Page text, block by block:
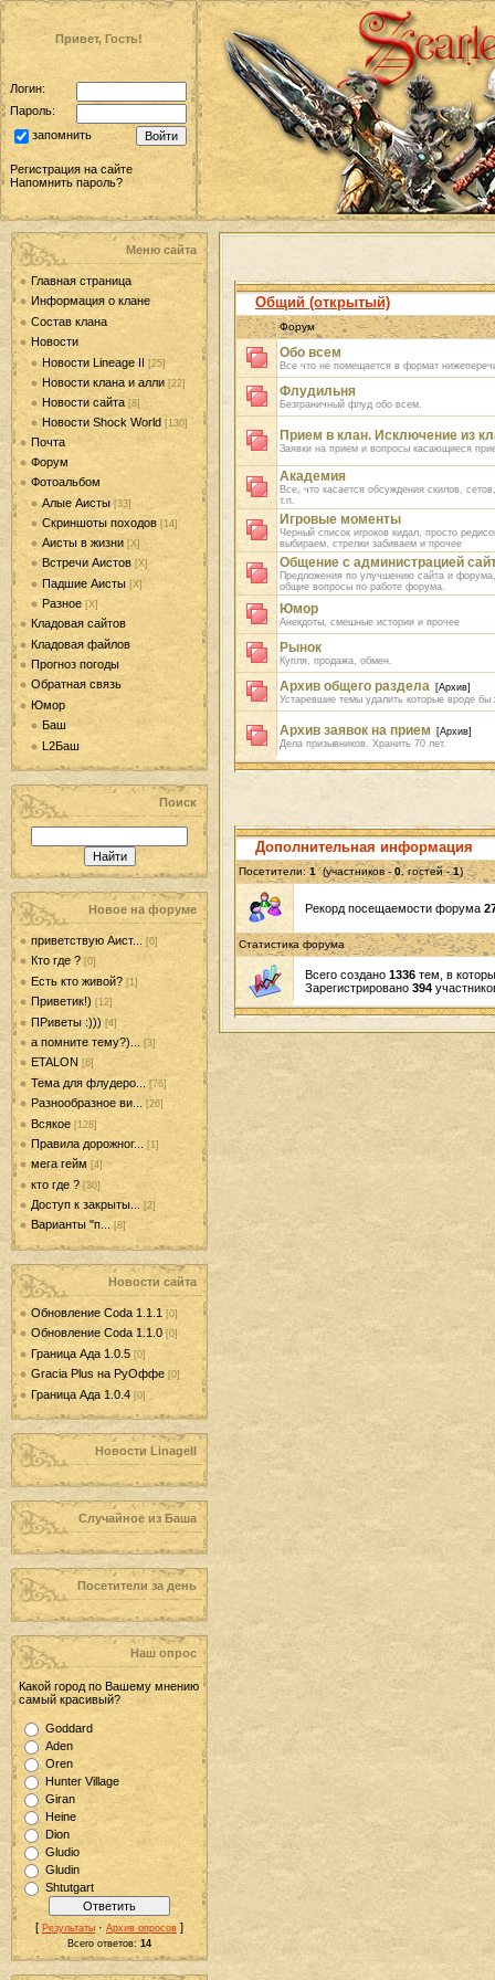
Привет, Гость!
Логин:
Пароль:
запомнить
Регистрация на сайте
Напомнить пароль?
Меню сайта
Главная страница
Информация о клане
Состав клана
Новости
Новости Lineage II [25]
Новости клана и алли [22]
Новости сайта [8]
Новости Shock World [130]
Почта
Форум
Фотоальбом
Алые Аисты [33]
Скриншоты походов [14]
Аисты в жизни [Х]
Встречи Аистов [Х]
Падшие Аисты [Х]
Разное [Х]
Кладовая сайтов
Кладовая файлов
Прогноз погоды
Обратная связь
Юмор
Баш
L2Баш
Поиск
Новое на форуме
приветствую Аист... [0]
Кто где ? [0]
Есть кто живой? [1]
Приветик!) [12]
ПРиветы :))) [4]
а помните тему?)... [3]
ETALON [6]
Тема для флудеро... [76]
Разнообразное ви... [26]
Всякое [128]
Правила дорожног... [1]
мега гейм [4]
кто где ? [30]
Доступ к закрыты... [2]
Варианты "п... [8]
Новости сайта
Обновление Coda 1.1.1 [0]
Обновление Coda 1.1.0 [0]
Граница Ада 1.0.5 [0]
Gracia Plus на РуОффе [0]
Граница Ада 1.0.4 [0]
Новости LinageII
Случайное из Баша
Посетители за день
Наш опрос
Какой город по Вашему мнению
самый красивый?
Goddard
Aden
Oren
Hunter Village
Giran
Heine
Dion
Gludio
Gludin
Shtutgart
[ Результаты · Архив опросов ]
Всего ответов: 14
Общий (открытый)
Форум
Обо всем
Все что не помещается в формат
Флудильня
Безграничный флуд обо всем.
Прием в клан. Исключение из
Заявки на прием и вопросы касающиеся
Академия
Все, что касается обсуждения скилов,
т.п.
Игровые моменты
Черный список игроков кидал, просто
выбираем, стрелки забиваем и прочее
Общение с администрацией
Предложения по улучшению сайта и
общие вопросы по работе форума.
Юмор
Анекдоты, смешные истории и прочее
Рынок
Купля, продажа, обмен.
Архив общего раздела [Архив]
Устаревшие темы удалить которые вроде бы
Архив заявок на прием
[Архив]
Дела призывников. Хранить 70 лет.
Дополнительная информация
Посетители:1(участников -0, гостей -1)
Рекорд посещаемости форума
Статистика форума
Всего создано 1336 тем, в
Зарегистрировано 394